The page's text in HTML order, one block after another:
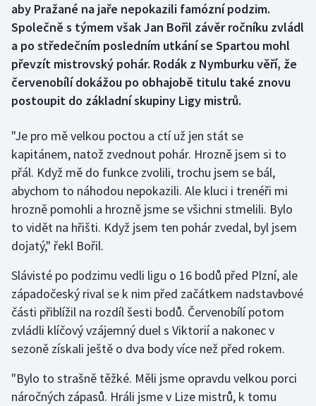
Curling
Dostihy
Florbal
Golf
Gymnastika
Házená
Judo
Krasobruslení
Lyže a snowboard
aby Pražané na jaře nepokazili famózní podzim.
Společně s týmem však Jan Bořil závěr ročníku zvládl
a po středečním posledním utkání se Spartou mohl
převzít mistrovský pohár. Rodák z Nymburku věří, že
červenobílí dokážou po obhajobě titulu také znovu
postoupit do základní skupiny Ligy mistrů.
"Je pro mě velkou poctou a ctí už jen stát se
kapitánem, natož zvednout pohár. Hrozně jsem si to
přál. Když mě do funkce zvolili, trochu jsem se bál,
abychom to náhodou nepokazili. Ale kluci i trenéři mi
hrozně pomohli a hrozně jsme se všichni stmelili. Bylo
to vidět na hřišti. Když jsem ten pohár zvedal, byl jsem
dojatý," řekl Bořil.
Slávisté po podzimu vedli ligu o 16 bodů před Plzní, ale
západočeský rival se k nim před začátkem nadstavbové
části přiblížil na rozdíl šesti bodů. Červenobílí potom
zvládli klíčový vzájemný duel s Viktorií a nakonec v
sezoně získali ještě o dva body více než před rokem.
"Bylo to strašně těžké. Měli jsme opravdu velkou porci
náročných zápasů. Hráli jsme v Lize mistrů, k tomu